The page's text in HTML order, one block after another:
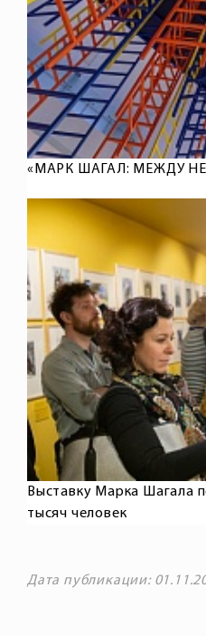
«МАРК ШАГАЛ: МЕЖДУ
Выставку Марка Шагала
тысяч человек
Дата публикации: